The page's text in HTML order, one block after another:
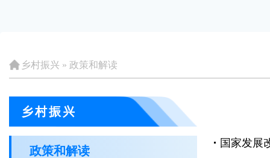
乡村振兴 » 政策和解读
乡村振兴
政策和解读
国家发展改